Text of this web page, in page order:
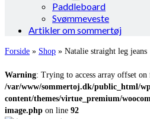
Paddleboard
Svømmeveste
Artikler om sommertøj
Forside » Shop » Natalie straight leg jeans
Warning: Trying to access array offset on
/var/www/sommertoj.dk/public_html/
content/themes/virtue_premium/
image.php on line 92